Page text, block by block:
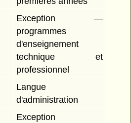
Exception —
programmes
d'enseignement
technique et
professionnel
Langue
d'administration
Exception